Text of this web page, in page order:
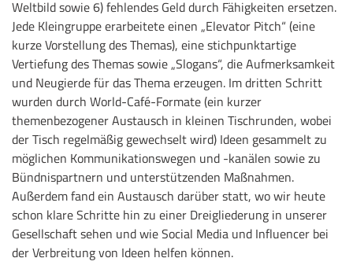
Weltbild sowie 6) fehlendes Geld durch Fähigkeiten ersetzen.
Jede Kleingruppe erarbeitete einen „Elevator Pitch“ (eine
kurze Vorstellung des Themas), eine stichpunktartige
Vertiefung des Themas sowie „Slogans“, die Aufmerksamkeit
und Neugierde für das Thema erzeugen. Im dritten Schritt
wurden durch World-Café-Formate (ein kurzer
themenbezogener Austausch in kleinen Tischrunden, wobei
der Tisch regelmäßig gewechselt wird) Ideen gesammelt zu
möglichen Kommunikationswegen und -kanälen sowie zu
Bündnispartnern und unterstützenden Maßnahmen.
Außerdem fand ein Austausch darüber statt, wo wir heute
schon klare Schritte hin zu einer Dreigliederung in unserer
Gesellschaft sehen und wie Social Media und Influencer bei
der Verbreitung von Ideen helfen können.